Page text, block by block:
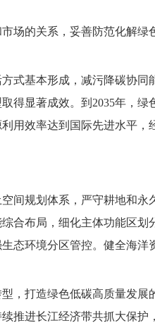
的关系，妥善防范化解绿
式基本形成，减污降碳协
得显著成效。到2035年，绿
用效率达到国际先进水平，
间规划体系，严守耕地和
合布局，细化主体功能区划
态环境分区管控。健全海洋
，打造绿色低碳高质量发
推进长江经济带共抓大保护